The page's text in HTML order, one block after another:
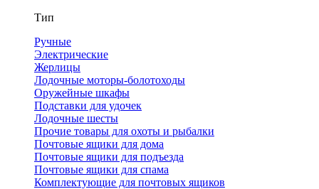
Тип
Ручные
Электрические
Жерлицы
Лодочные моторы-болотоходы
Оружейные шкафы
Подставки для удочек
Лодочные шесты
Прочие товары для охоты и рыбалки
Почтовые ящики для дома
Почтовые ящики для подъезда
Почтовые ящики для спама
Комплектующие для почтовых ящиков